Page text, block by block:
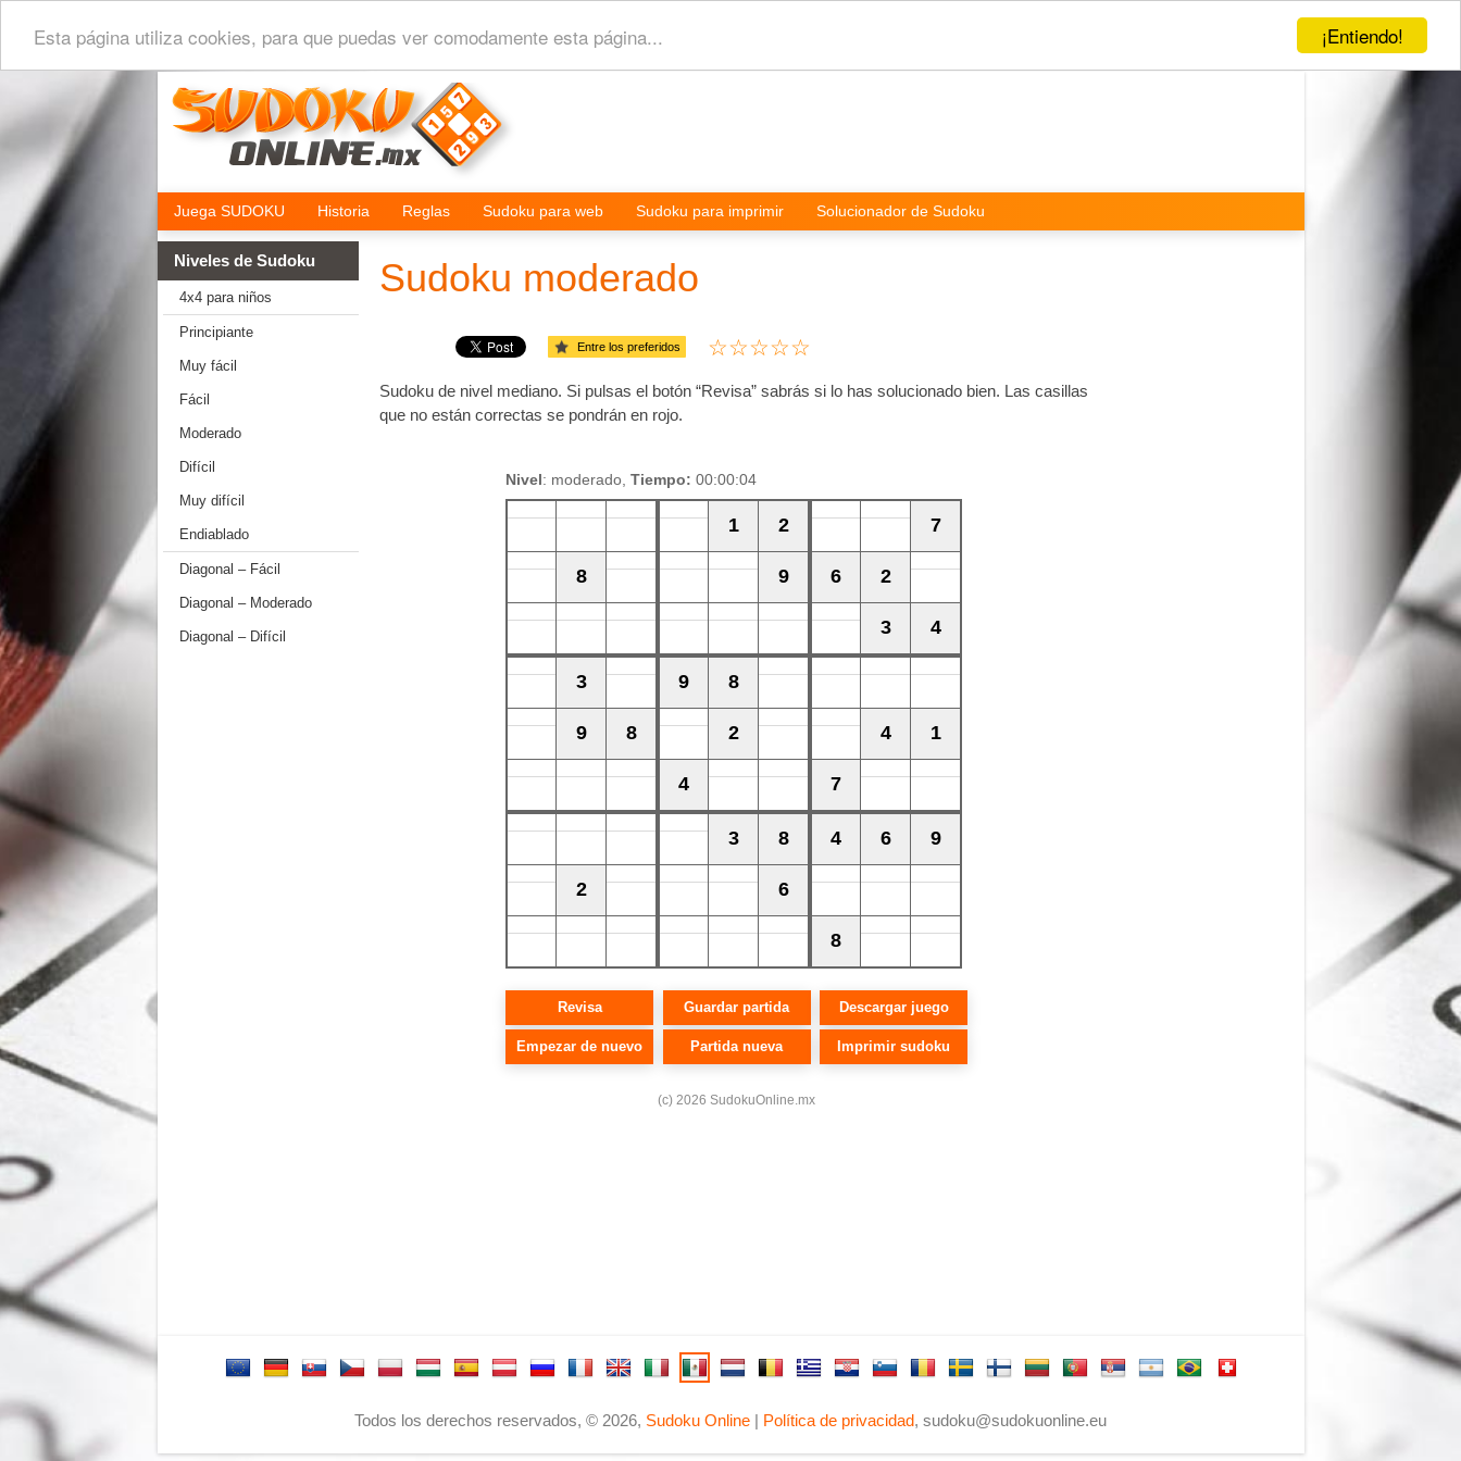
¡Entiendo!
Esta página utiliza cookies, para que puedas ver comodamente esta página...
Juega SUDOKU Historia Reglas Sudoku para web Sudoku para imprimir Solucionador de Sudoku
Niveles de Sudoku
4x4 para niños
Principiante
Muy fácil
Fácil
Moderado
Difícil
Muy difícil
Endiablado
Diagonal – Fácil
Diagonal – Moderado
Diagonal – Difícil
Sudoku moderado
Entre los preferidos
Sudoku de nivel mediano. Si pulsas el botón “Revisa” sabrás si lo has solucionado bien. Las casillas
que no están correctas se pondrán en rojo.
Todos los derechos reservados, © 2026, Sudoku Online | Política de privacidad, sudoku@sudokuonline.eu